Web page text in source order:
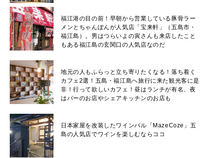
福江港の目の前！早朝から営業している豚骨ラー
メンとちゃんぽんが人気店「宝来軒」（五島市・
福江島）。男はつらいよの寅さんも来店したこと
もある福江島の玄関口の人気店なのだ
地元の人もふらっと立ち寄りたくなる！落ち着く
カフェ2選！五島・福江島へ旅行に来た観光客に是
非！行って欲しいカフェ！昼はランチが有名、夜
はバーのお店やシェアキッチンのお店も
日本家屋を改装したワインバル「MazeCoze」五
島の人気店でワインを楽しむならココ